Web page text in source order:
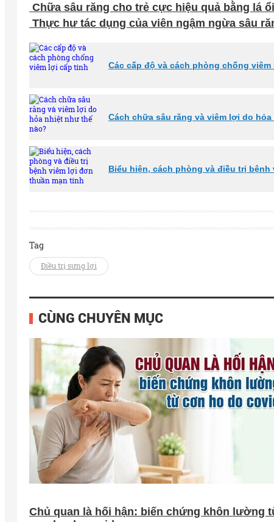
Chữa sâu răng cho trẻ cực hiệu quả bằng lá
Thực hư tác dụng của viên ngậm ngừa sâu
Các cấp độ và cách phòng chống
Cách chữa sâu răng và viêm lợi do
Biểu hiện, cách phòng và điều trị
Tag
Điều trị sưng lợi
CÙNG CHUYÊN MỤC
Chủ quan là hối hận: biến chứng khôn lường